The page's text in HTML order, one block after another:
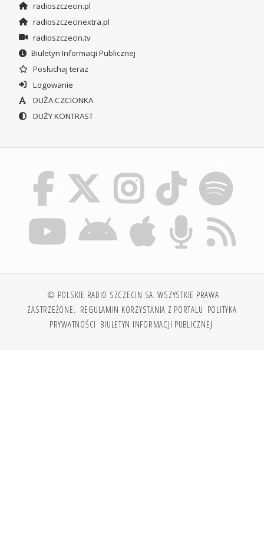
radioszczecin.pl
radioszczecinextra.pl
radioszczecin.tv
Biuletyn Informacji Publicznej
Posłuchaj teraz
Logowanie
DUŻA CZCIONKA
DUŻY KONTRAST
© POLSKIE RADIO SZCZECIN SA. WSZYSTKIE PRAWA
ZASTRZEŻONE. REGULAMIN KORZYSTANIA Z PORTALU POLITYKA
PRYWATNOŚCI BIULETYN INFORMACJI PUBLICZNEJ